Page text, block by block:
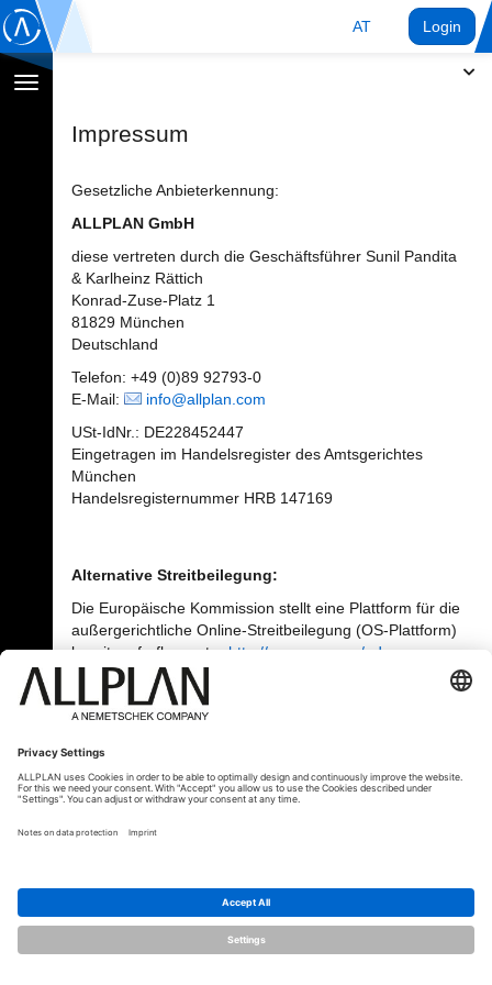
AT Login
Navigation
Impressum
Gesetzliche Anbieterkennung:
ALLPLAN GmbH
diese vertreten durch die Geschäftsführer Sunil Pandita
& Karlheinz Rättich
Konrad-Zuse-Platz 1
81829 München
Deutschland
Telefon: +49 (0)89 92793-0
E-Mail:
info@allplan.com
USt-IdNr.: DE228452447
Eingetragen im Handelsregister des Amtsgerichtes
München
Handelsregisternummer HRB 147169
Alternative Streitbeilegung:
Die Europäische Kommission stellt eine Plattform für die
außergerichtliche Online-Streitbeilegung (OS-Plattform)
bereit, aufrufbar unter http://ec.europa.eu/odr
Wir sind nicht bereit noch verpflichtet, an
Streitbeilegungsverfahren vor
© ALLPLAN Österreich GmbH Allplan ist Teil der